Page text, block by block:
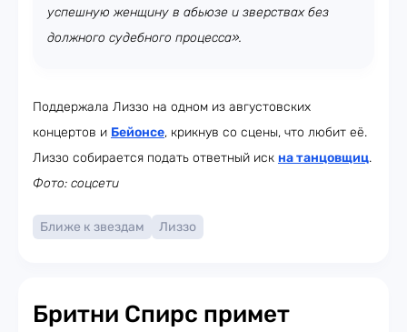
успешную женщину в абьюзе и зверствах без
должного судебного процесса».
Поддержала Лиззо на одном из августовских
концертов и Бейонсе, крикнув со сцены, что любит её.
Лиззо собирается подать ответный иск на танцовщиц.
Фото: соцсети
Ближе к звездам Лиззо
Бритни Спирс примет